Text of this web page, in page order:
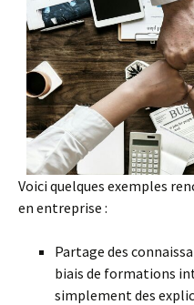
Voici quelques exemples
en entreprise :
Partage des
biais de formations
simplement des